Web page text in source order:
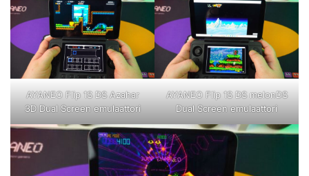
AYANEO Flip 1S DS Azahar
3D Dual Screen emulaattori
AYANEO Flip 1S DS melonDS
Dual Screen emulaattori